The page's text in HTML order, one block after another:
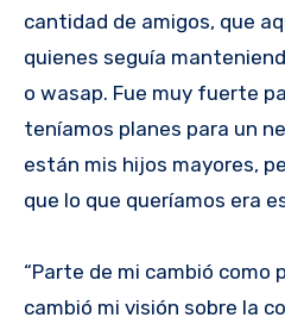
cantidad de amigos, que
quienes seguía
o wasap. Fue muy fuerte
teníamos planes para un
están mis hijos mayores,
que lo que queríamos era
“Parte de mi cambió como
cambió mi visión sobre la